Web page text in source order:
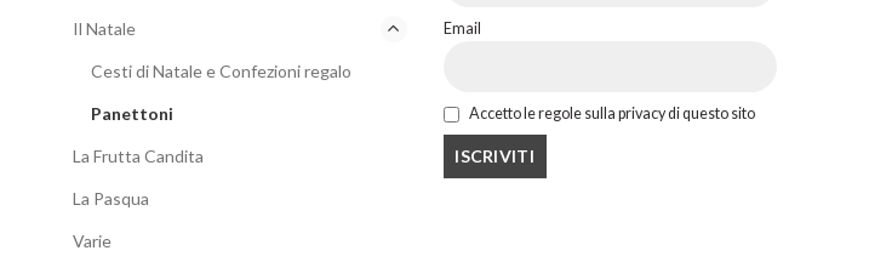
Il Natale
Cesti di Natale e Confezioni regalo
Panettoni
La Frutta Candita
La Pasqua
Varie
Email
Accetto le regole sulla privacy di questo sito